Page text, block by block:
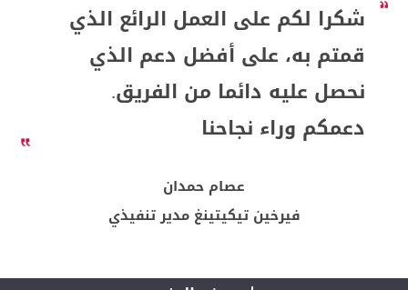
شكرا لكم على العمل الرائع الذي
قمتم به، على أفضل دعم الذي
نحصل عليه دائما من الفريق.
دعمكم وراء نجاحنا
عصام حمدان
فيرخين تيكيتينغ مدير تنفيذي